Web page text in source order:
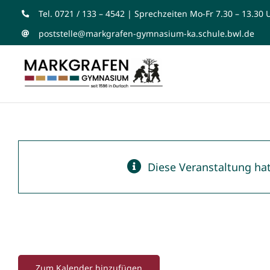
Zum
Inhalt
Tel. 0721 / 133 – 4542 | Sprechzeiten Mo-Fr 7.30 – 13.30
poststelle@markgrafen-gymnasium-ka.schule.bwl.de
Diese Veranstaltung
Seebühne im Zoo
Zum Kalender hinzufügen